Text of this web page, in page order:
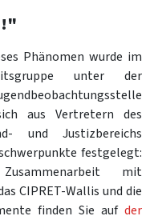
Phänomen wurde im
unter der
aus Vertretern des
und Justizbereichs
festgelegt:
mit
CIPRET-Wallis und die
finden Sie auf der